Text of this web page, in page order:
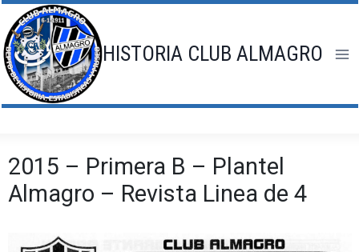
Saltar
al
contenido
HISTORIA CLUB ALMAGRO
2015 – Primera B – Plantel
Almagro – Revista Linea de 4